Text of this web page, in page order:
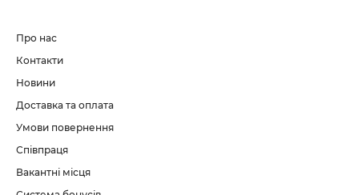
Про нас
Контакти
Новини
Доставка та оплата
Умови повернення
Співпраця
Вакантні місця